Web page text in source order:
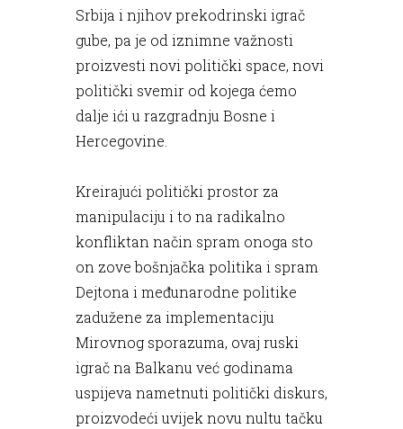
Srbija i njihov prekodrinski igrač
gube, pa je od iznimne važnosti
proizvesti novi politički space, novi
politički svemir od kojega ćemo
dalje ići u razgradnju Bosne i
Hercegovine.
Kreirajući politički prostor za
manipulaciju i to na radikalno
konfliktan način spram onoga sto
on zove bošnjačka politika i spram
Dejtona i međunarodne politike
zadužene za implementaciju
Mirovnog sporazuma, ovaj ruski
igrač na Balkanu već godinama
uspijeva nametnuti politički diskurs,
proizvodeći uvijek novu nultu tačku